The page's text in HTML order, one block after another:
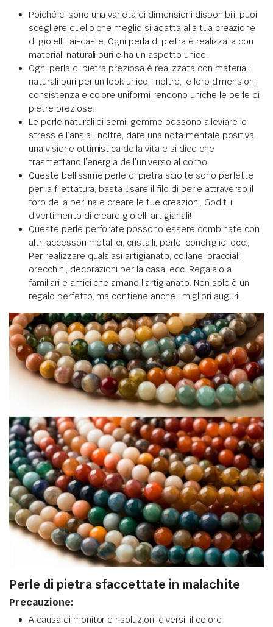
Poiché ci sono una varietà di dimensioni disponibili, puoi
scegliere quello che meglio si adatta alla tua creazione
di gioielli fai-da-te. Ogni perla di pietra è realizzata con
materiali naturali puri e ha un aspetto unico.
Ogni perla di pietra preziosa è realizzata con materiali
naturali puri per un look unico. Inoltre, le loro dimensioni,
consistenza e colore uniformi rendono uniche le perle di
pietre preziose.
Le perle naturali di semi-gemme possono alleviare lo
stress e l’ansia. Inoltre, dare una nota mentale positiva,
una visione ottimistica della vita e si dice che
trasmettano l’energia dell’universo al corpo.
Queste bellissime perle di pietra sciolte sono perfette
per la filettatura, basta usare il filo di perle attraverso il
foro della perlina e creare le tue creazioni. Goditi il
divertimento di creare gioielli artigianali!
Queste perle perforate possono essere combinate con
altri accessori metallici, cristalli, perle, conchiglie, ecc.,
Per realizzare qualsiasi artigianato, collane, bracciali,
orecchini, decorazioni per la casa, ecc. Regalalo a
familiari e amici che amano l’artigianato. Non solo è un
regalo perfetto, ma contiene anche i migliori auguri.
Perle di pietra sfaccettate in malachite
Precauzione:
A causa di monitor e risoluzioni diversi, il colore